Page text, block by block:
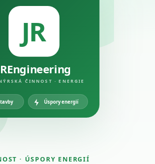
· ÚSPORY ENERGIÍ
JR
ČINNOST · ENERGIE
Úspory energií